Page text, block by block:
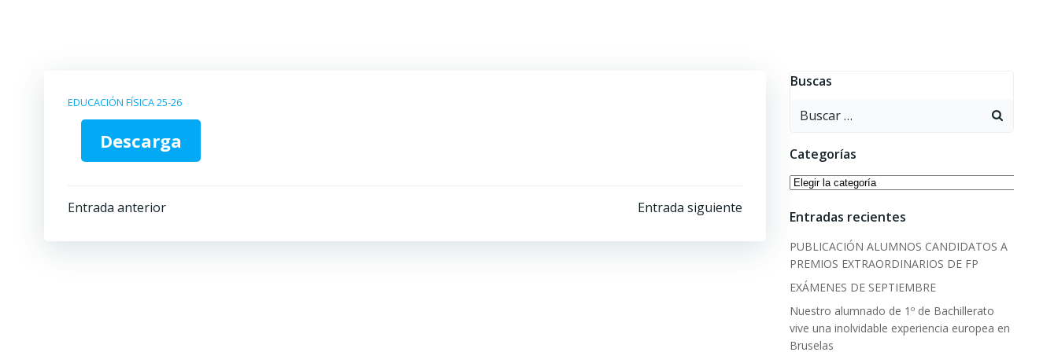
EDUCACIÓN FÍSICA 25-26
Descarga
Navegación
por
Entrada anterior
por
Entrada siguiente
Buscas
Buscar:
Categorías
Categorías
Entradas recientes
PUBLICACIÓN ALUMNOS CANDIDATOS A
PREMIOS EXTRAORDINARIOS DE FP
EXÁMENES DE SEPTIEMBRE
Nuestro alumnado de 1º de Bachillerato
vive una inolvidable experiencia europea en
Bruselas